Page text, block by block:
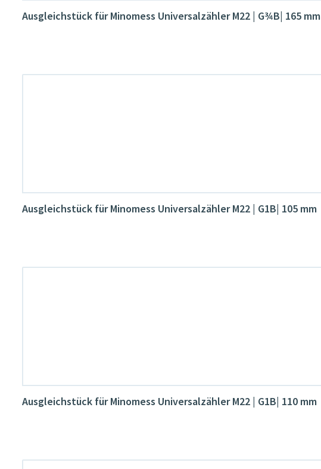
Ausgleichstück für Minomess Universalzähler M22 | G¾B| 165 mm
Ausgleichstück für Minomess Universalzähler M22 | G1B| 105 mm
Ausgleichstück für Minomess Universalzähler M22 | G1B| 110 mm